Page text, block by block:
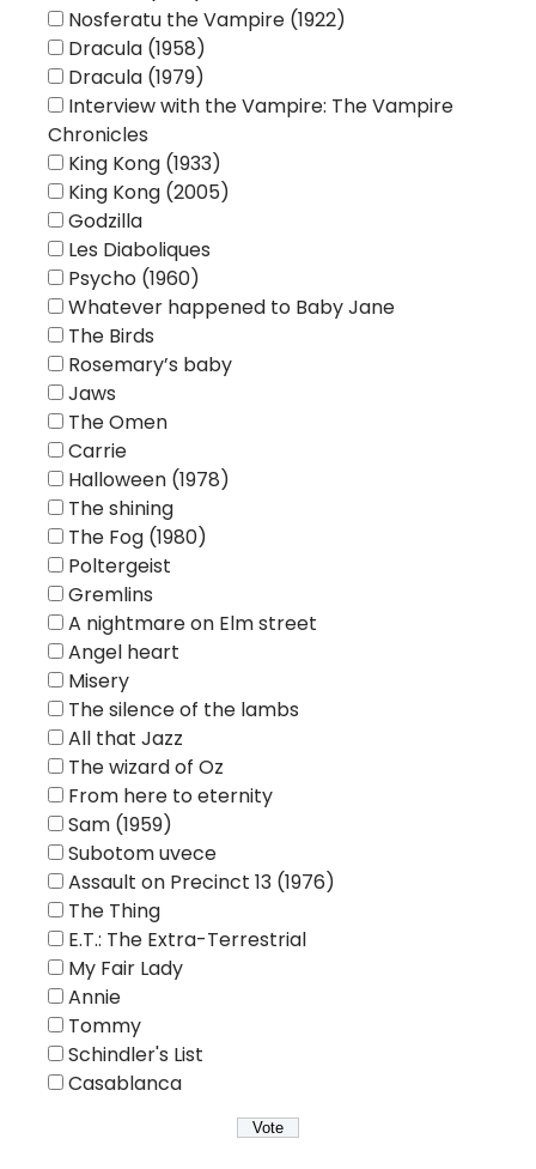
Nosferatu the Vampire (1922)
Dracula (1958)
Dracula (1979)
Interview with the Vampire: The Vampire
Chronicles
King Kong (1933)
King Kong (2005)
Godzilla
Les Diaboliques
Psycho (1960)
Whatever happened to Baby Jane
The Birds
Rosemary’s baby
Jaws
The Omen
Carrie
Halloween (1978)
The shining
The Fog (1980)
Poltergeist
Gremlins
A nightmare on Elm street
Angel heart
Misery
The silence of the lambs
All that Jazz
The wizard of Oz
From here to eternity
Sam (1959)
Subotom uvece
Assault on Precinct 13 (1976)
The Thing
E.T.: The Extra-Terrestrial
My Fair Lady
Annie
Tommy
Schindler's List
Casablanca